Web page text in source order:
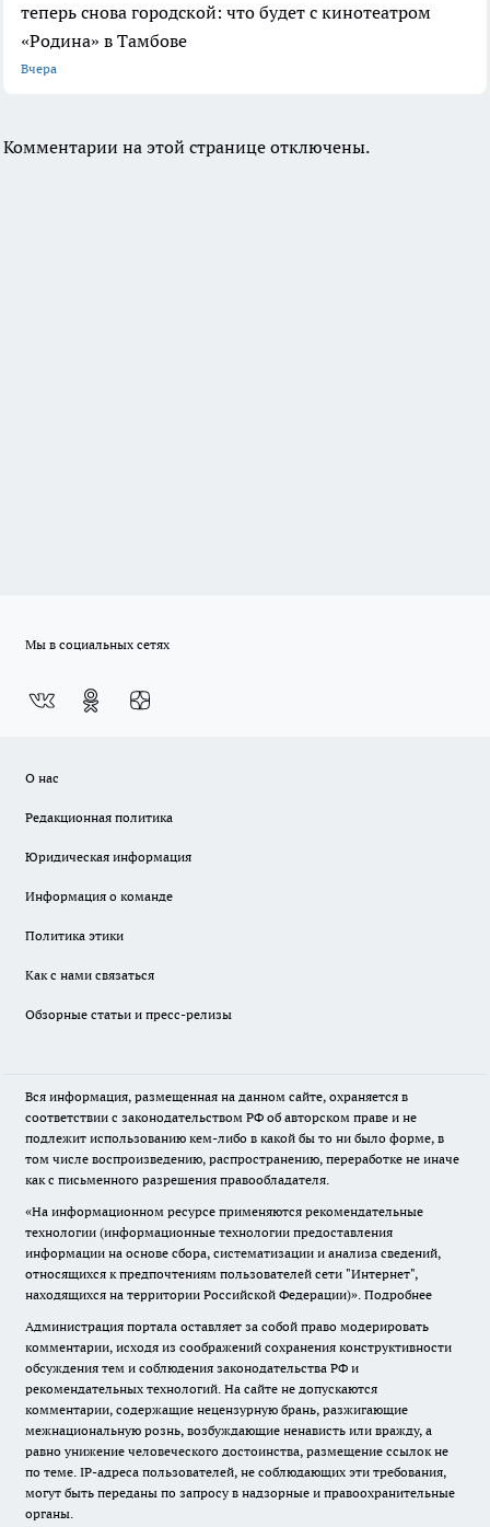
теперь снова городской: что будет с кинотеатром
«Родина» в Тамбове
Вчера
Комментарии на этой странице отключены.
Мы в социальных сетях
О нас
Редакционная политика
Юридическая информация
Информация о команде
Политика этики
Как с нами связаться
Обзорные статьи и пресс-релизы
Вся информация, размещенная на данном сайте, охраняется в
соответствии с законодательством РФ об авторском праве и не
подлежит использованию кем-либо в какой бы то ни было форме, в
том числе воспроизведению, распространению, переработке не иначе
как с письменного разрешения правообладателя.
«На информационном ресурсе применяются рекомендательные
технологии (информационные технологии предоставления
информации на основе сбора, систематизации и анализа сведений,
относящихся к предпочтениям пользователей сети "Интернет",
находящихся на территории Российской Федерации)». Подробнее
Администрация портала оставляет за собой право модерировать
комментарии, исходя из соображений сохранения конструктивности
обсуждения тем и соблюдения законодательства РФ и
рекомендательных технологий. На сайте не допускаются
комментарии, содержащие нецензурную брань, разжигающие
межнациональную рознь, возбуждающие ненависть или вражду, а
равно унижение человеческого достоинства, размещение ссылок не
по теме. IP-адреса пользователей, не соблюдающих эти требования,
могут быть переданы по запросу в надзорные и правоохранительные
органы.